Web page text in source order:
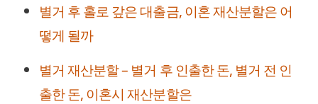
별거 후 홀로 갚은 대출금, 이혼 재산분할은 어
떻게 될까
별거 재산분할 – 별거 후 인출한 돈, 별거 전 인
출한 돈, 이혼시 재산분할은